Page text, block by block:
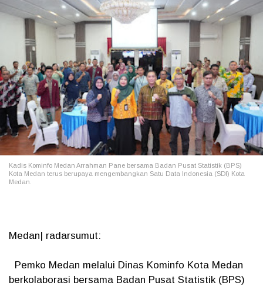
Kadis Kominfo Medan Arrahman Pane bersama Badan Pusat Statistik (BPS)
Kota Medan terus berupaya mengembangkan Satu Data Indonesia (SDI) Kota
Medan.
Medan| radarsumut:
Pemko Medan melalui Dinas Kominfo Kota Medan
berkolaborasi bersama Badan Pusat Statistik (BPS)